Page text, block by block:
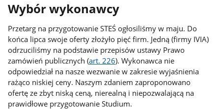
Wybór wykonawcy
Przetarg na przygotowanie STEŚ ogłosiliśmy w maju. Do
końca lipca swoje oferty złożyło pięć firm. Jedną (firmy IVIA)
odrzuciliśmy na podstawie przepisów ustawy Prawo
zamówień publicznych (art. 226). Wykonawca nie
odpowiedział na nasze wezwanie w zakresie wyjaśnienia
rażąco niskiej ceny. Naszym zdaniem zaproponowano
ofertę ze zbyt niską ceną, nierealną i niepozwalającą na
prawidłowe przygotowanie Studium.